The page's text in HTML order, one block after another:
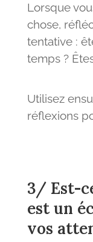
Lorsque
chose,
tentative :
temps ?
Utilisez
réflexions
3/ Est-
est un
vos